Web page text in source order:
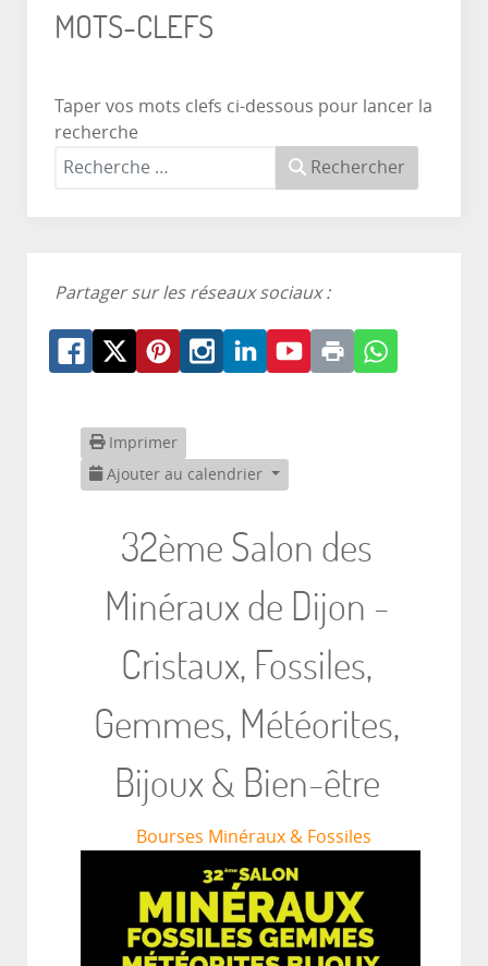
MOTS-CLEFS
Taper vos mots clefs ci-dessous pour lancer la
recherche
Rechercher
Partager sur les réseaux sociaux :
Imprimer
Ajouter au calendrier
32ème Salon des
Minéraux de Dijon -
Cristaux, Fossiles,
Gemmes, Météorites,
Bijoux & Bien-être
Bourses Minéraux & Fossiles